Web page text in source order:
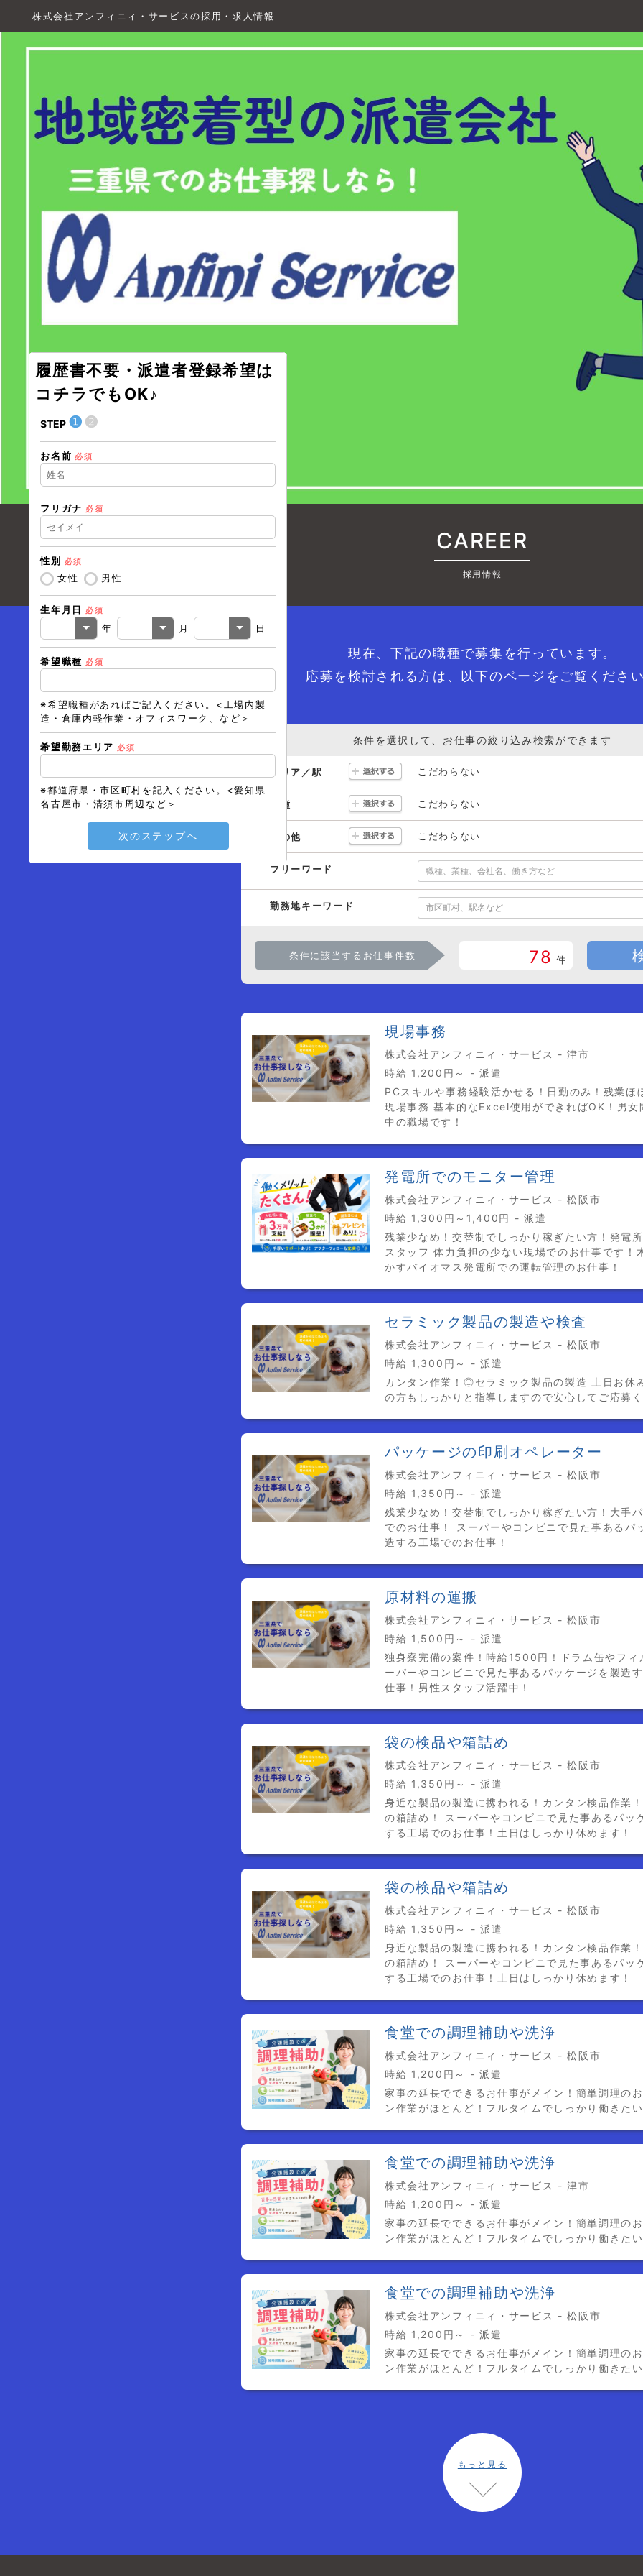
株式会社アンフィニィ・サービスの採用・求人情報
履歴書不要・派遣者登録希望は
コチラでもOK♪
STEP ❶❷
お名前 必須
フリガナ 必須
性別 必須
女性 男性
生年月日 必須
年 月 日
希望職種 必須
※希望職種があればご記入ください。<工場内製
造・倉庫内軽作業・オフィスワーク、など＞
希望勤務エリア 必須
※都道府県・市区町村を記入ください。<愛知県
名古屋市・清須市周辺など＞
次のステップへ
メールアドレス 必須
戻る 次のステップへ
CAREER
採用情報
現在、下記の職種で募集を行っています。
応募を検討される方は、以下のページをご覧ください
条件を選択して、お仕事の絞り込み検索ができます
エリア／駅 こだわらない
職種 こだわらない
その他 こだわらない
フリーワード
勤務地キーワード
条件に該当するお仕事件数 78 件
現場事務
株式会社アンフィニィ・サービス - 津市
時給 1,200円～ - 派遣
PCスキルや事務経験活かせる！日勤のみ！残業ほ
現場事務 基本的なExcel使用ができればOK！男女
中の職場です！
発電所でのモニター管理
株式会社アンフィニィ・サービス - 松阪市
時給 1,300円～1,400円 - 派遣
残業少なめ！交替制でしっかり稼ぎたい方！発電
スタッフ 体力負担の少ない現場でのお仕事です！
かすバイオマス発電所での運転管理のお仕事！
セラミック製品の製造や検査
株式会社アンフィニィ・サービス - 松阪市
時給 1,300円～ - 派遣
カンタン作業！◎セラミック製品の製造 土日お休
の方もしっかりと指導しますので安心してご応募く
パッケージの印刷オペレーター
株式会社アンフィニィ・サービス - 松阪市
時給 1,350円～ - 派遣
残業少なめ！交替制でしっかり稼ぎたい方！大手
でのお仕事！ スーパーやコンビニで見た事あるパ
造する工場でのお仕事！
原材料の運搬
株式会社アンフィニィ・サービス - 松阪市
時給 1,500円～ - 派遣
独身寮完備の案件！時給1500円！ドラム缶やフィ
ーパーやコンビニで見た事あるパッケージを製造
仕事！男性スタッフ活躍中！
袋の検品や箱詰め
株式会社アンフィニィ・サービス - 松阪市
時給 1,350円～ - 派遣
身近な製品の製造に携われる！カンタン検品作業
の箱詰め！ スーパーやコンビニで見た事あるパッ
する工場でのお仕事！土日はしっかり休めます！
袋の検品や箱詰め
株式会社アンフィニィ・サービス - 松阪市
時給 1,350円～ - 派遣
身近な製品の製造に携われる！カンタン検品作業
の箱詰め！ スーパーやコンビニで見た事あるパッ
する工場でのお仕事！土日はしっかり休めます！
食堂での調理補助や洗浄
株式会社アンフィニィ・サービス - 松阪市
時給 1,200円～ - 派遣
家事の延長でできるお仕事がメイン！簡単調理の
ン作業がほとんど！フルタイムでしっかり働きたい
食堂での調理補助や洗浄
株式会社アンフィニィ・サービス - 津市
時給 1,200円～ - 派遣
家事の延長でできるお仕事がメイン！簡単調理の
ン作業がほとんど！フルタイムでしっかり働きたい
食堂での調理補助や洗浄
株式会社アンフィニィ・サービス - 松阪市
時給 1,200円～ - 派遣
家事の延長でできるお仕事がメイン！簡単調理の
ン作業がほとんど！フルタイムでしっかり働きたい
もっと見る